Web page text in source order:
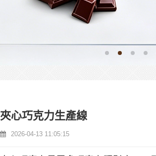
夾心巧克力生產線
2026-04-13 11:05:15